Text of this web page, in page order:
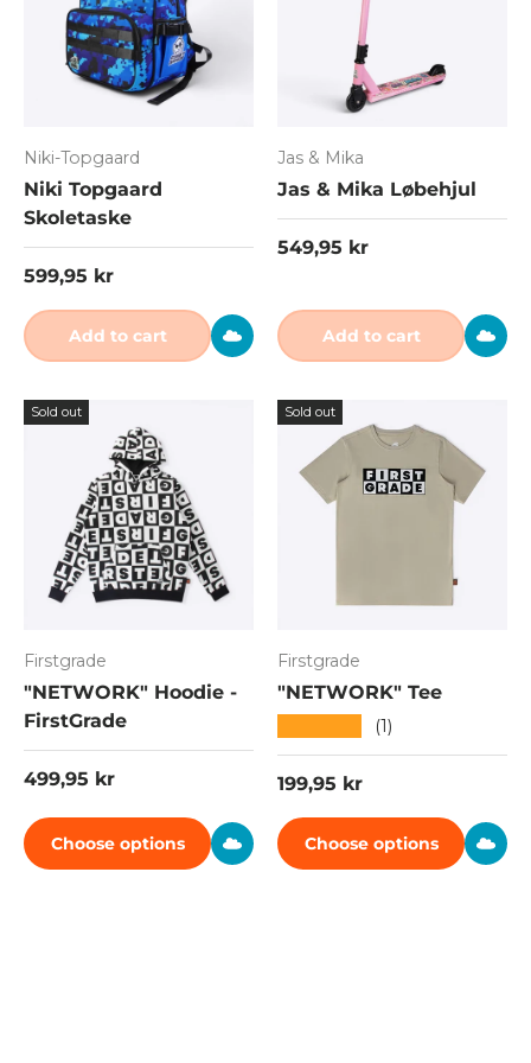
Niki-Topgaard
Niki Topgaard
Skoletaske
Regular price
599,95 kr
Add to cart
Jas & Mika
Jas & Mika Løbehjul
Regular price
549,95 kr
Add to cart
Sold out
Firstgrade
"NETWORK" Hoodie -
FirstGrade
Regular price
499,95 kr
Choose options
Sold out
Firstgrade
"NETWORK" Tee
(1)
Regular price
199,95 kr
Choose options